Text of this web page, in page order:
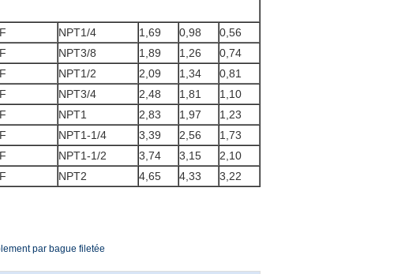
NPT1/4 1,69 0,98
0,56
NPT3/8 1,89 1,26
0,74
NPT1/2 2,09 1,34
0,81
NPT3/4 2,48 1,81
1,10
NPT1 2,83 1,97
1,23
NPT1-1/4 3,39 2,56
1,73
NPT1-1/2 3,74 3,15
2,10
NPT2 4,65 4,33 3,22
par bague filetée